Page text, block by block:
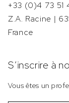
+33 (0)4 73 51
Z.A. Racine |
France
S’inscrire à
Vous êtes un